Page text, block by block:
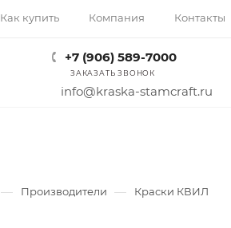
Как купить Компания Контакты
+7 (906) 589-7000
ЗАКАЗАТЬ ЗВОНОК
info@kraska-stamcraft.ru
— Производители — Краски КВИЛ